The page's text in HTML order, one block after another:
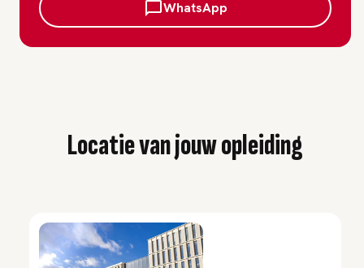
WhatsApp
Locatie van jouw opleiding